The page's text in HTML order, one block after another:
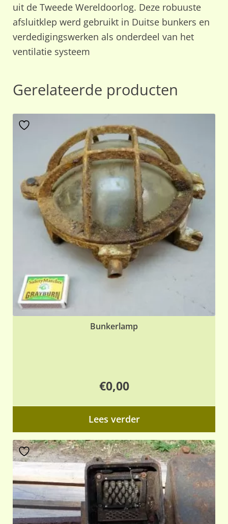
uit de Tweede Wereldoorlog. Deze robuuste
afsluitklep werd gebruikt in Duitse bunkers en
verdedigingswerken als onderdeel van het
ventilatie systeem
Gerelateerde producten
Bunkerlamp
€0,00
Lees verder